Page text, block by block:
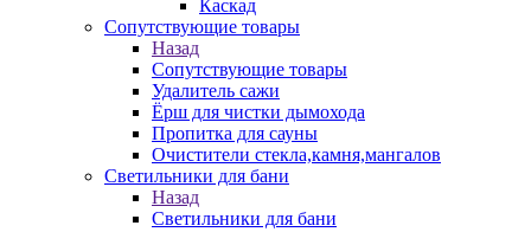
Каскад
Сопутствующие товары
Назад
Сопутствующие товары
Удалитель сажи
Ёрш для чистки дымохода
Пропитка для сауны
Очистители стекла,камня,мангалов
Светильники для бани
Назад
Светильники для бани